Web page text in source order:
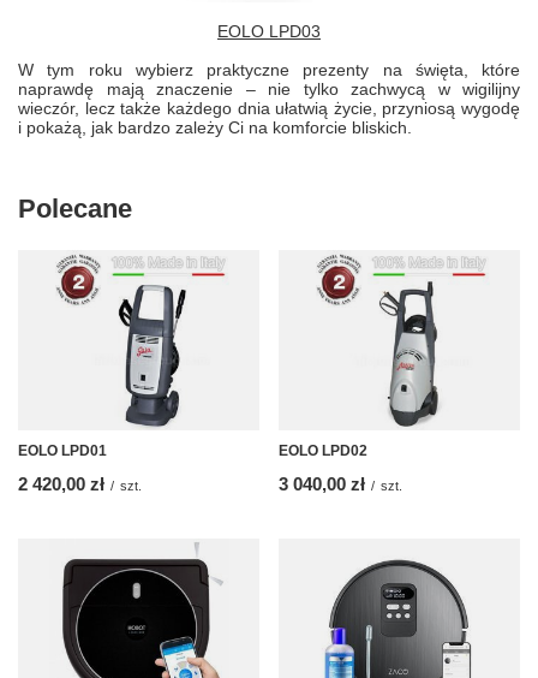
EOLO LPD03
W tym roku wybierz praktyczne prezenty na święta, które
naprawdę mają znaczenie – nie tylko zachwycą w wigilijny
wieczór, lecz także każdego dnia ułatwią życie, przyniosą wygodę
i pokażą, jak bardzo zależy Ci na komforcie bliskich.
Polecane
EOLO LPD01
2 420,00 zł / szt.
EOLO LPD02
3 040,00 zł / szt.